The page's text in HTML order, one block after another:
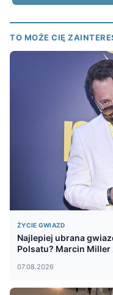
TO MOŻE CIĘ
ŻYCIE GWIAZD
Najlepiej ubrana
Polsatu? Marcin Miller
07.08.2026